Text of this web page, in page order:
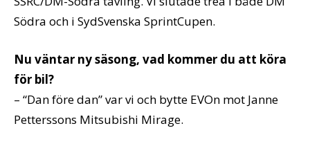
Södra och i SydSvenska SprintCupen.
Nu väntar ny säsong, vad kommer du att köra
för bil?
– “Dan före dan” var vi och bytte EVOn mot Janne
Petterssons Mitsubishi Mirage.